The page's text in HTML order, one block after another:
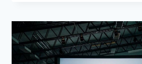
ENTREPRENEURS
IS
THIS: